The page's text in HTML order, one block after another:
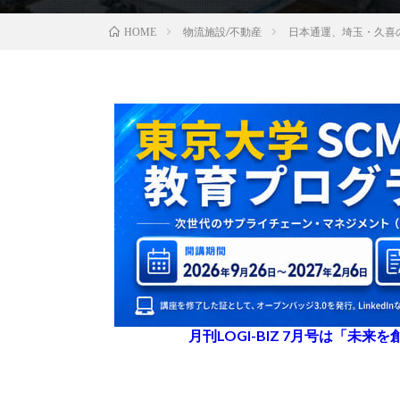
HOME 物流施設/不動産 日本通運、埼玉・久
月刊LOGI-BIZ 7月号は「未来を